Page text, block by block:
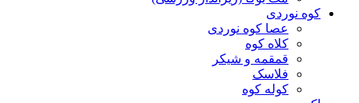
کوه نوردی
عصا کوه نوردی
کلاه کوه
قمقمه و شیکر
فلاسک
کوله کوه